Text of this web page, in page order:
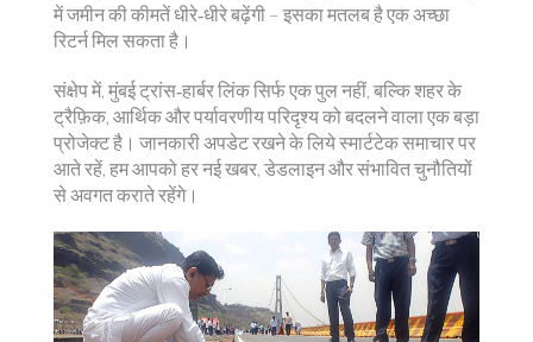
में जमीन की कीमतें धीरे‑धीरे बढ़ेंगी – इसका मतलब है एक अच्छा
रिटर्न मिल सकता है।
संक्षेप में, मुंबई ट्रांस‑हार्बर लिंक सिर्फ एक पुल नहीं, बल्कि शहर के
ट्रैफ़िक, आर्थिक और पर्यावरणीय परिदृश्य को बदलने वाला एक बड़ा
प्रोजेक्ट है। जानकारी अपडेट रखने के लिये स्मार्टटेक समाचार पर
आते रहें, हम आपको हर नई खबर, डेडलाइन और संभावित चुनौतियों
से अवगत कराते रहेंगे।